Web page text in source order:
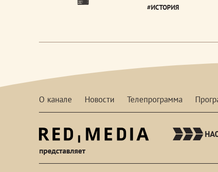
#ИСТОРИЯ
О канале Новости Телепрограмма